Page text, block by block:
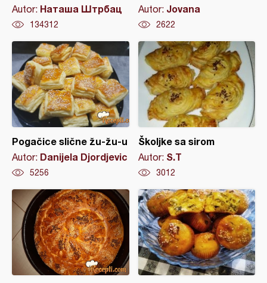
Autor: Наташа Штрбац
134312
Autor: Jovana
2622
Pogačice slične žu-žu-u
Autor: Danijela Djordjevic
5256
Školjke sa sirom
Autor: S.T
3012